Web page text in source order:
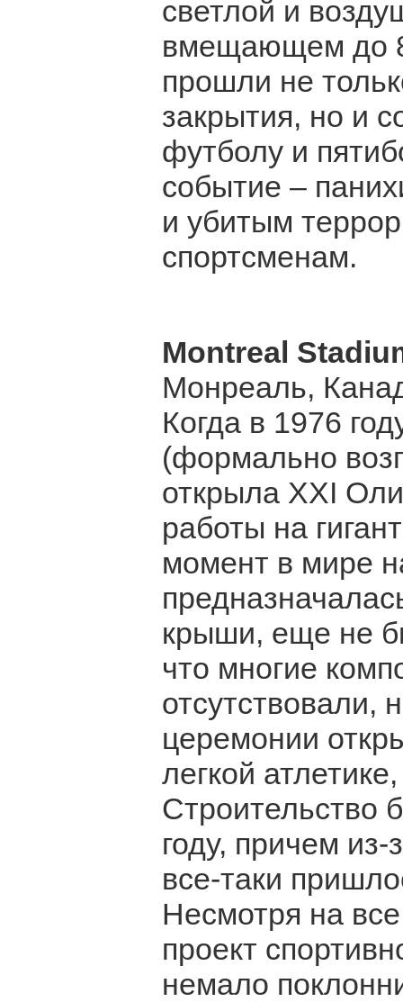
светлой и
вмещающем до
прошли не
закрытия, но и
футболу и
событие –
и убитым
спортсменам.
Montreal
Монреаль,
Когда в 1976
(формально
открыла XXI
работы на
момент в мире
крыши, еще не
что многие
отсутствовали,
церемонии
легкой
Строительство
году, причем
все-таки
Несмотря на
проект
немало